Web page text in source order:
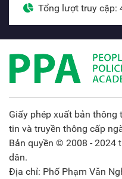
Tổng lượt truy cập:
Giấy phép xuất bản thông
tin và truyền thông cấp
Bản quyền © 2008 - 2024
dân.
Địa chỉ: Phố Phạm Văn